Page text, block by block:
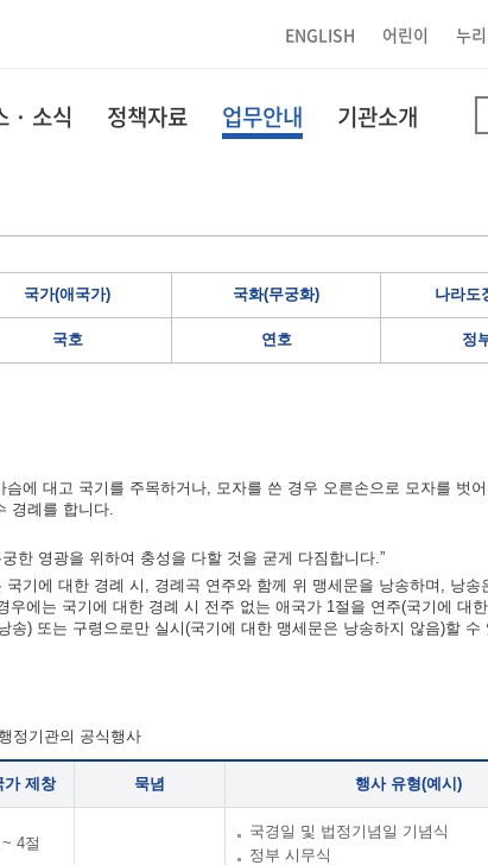
ENGLISH 어린이 누
· 소식 정책자료 업무안내 기관소개
국가(애국가) 국화(무궁화) 나라도
국호 연호 정
에 대고 국기를 주목하거나, 모자를 쓴 경우 오른손으로 모자를 벗
경례를 합니다.
한 영광을 위하여 충성을 다할 것을 굳게 다짐합니다.”
기에 대한 경례 시, 경례곡 연주와 함께 위 맹세문을 낭송하며, 낭송
에는 국기에 대한 경례 시 전주 없는 애국가 1절을 연주(국기에 대
) 또는 구령으로만 실시(국기에 대한 맹세문은 낭송하지 않음)할 수
정기관의 공식행사
가 제창 묵념 행사 유형(예시)
~ 4절
국경일 및 법정기념일 기념식
정부 시무식